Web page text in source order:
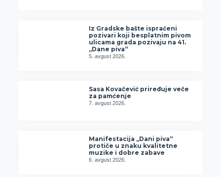
Iz Gradske bašte ispraćeni
pozivari koji besplatnim pivom
ulicama grada pozivaju na 41.
„Dane piva“
5. avgust 2026.
Sasa Kovačević priređuje veče
za pamćenje
7. avgust 2026.
Manifestacija „Dani piva“
protiče u znaku kvalitetne
muzike i dobre zabave
6. avgust 2026.